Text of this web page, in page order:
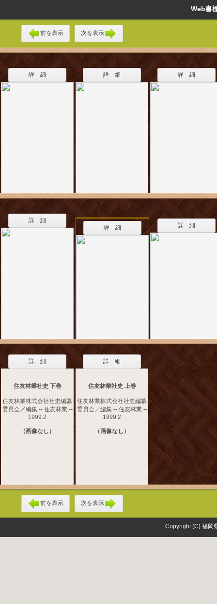
Web
前を表示 次を表示
詳 細 詳 細 詳 細
詳 細
詳 細
詳 細
詳 細
住友林業社史 下巻
住友林業株式会社社史編纂
委員会／編集 -- 住友林業 --
1999.2
（画像なし）
詳 細
住友林業社史 上巻
住友林業株式会社社史編纂
委員会／編集 -- 住友林業 --
1999.2
（画像なし）
前を表示 次を表示
Copyright (C) 福岡